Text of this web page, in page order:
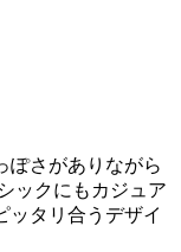
ぽさがありながら
ックにもカジュア
ッタリ合うデザイ